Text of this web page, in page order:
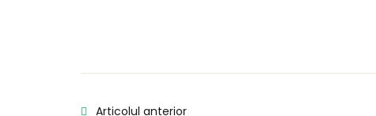
Articolul anterior